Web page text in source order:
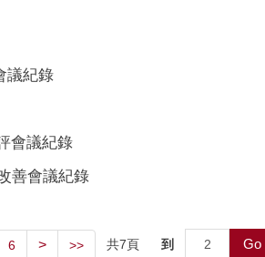
議紀錄
會議紀錄
善會議紀錄
6 > >> 共7頁 到 Go